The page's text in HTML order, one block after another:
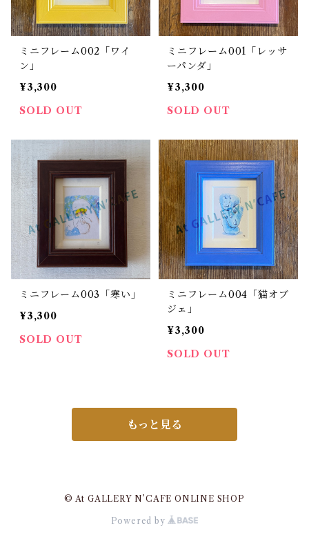
ミニフレーム002「ワイ
ン」
¥3,300
SOLD OUT
ミニフレーム001「レッサ
ーパンダ」
¥3,300
SOLD OUT
ミニフレーム003「寒い」
¥3,300
SOLD OUT
ミニフレーム004「猫オブ
ジェ」
¥3,300
SOLD OUT
もっと見る
© At GALLERY N’CAFE ONLINE SHOP
Powered by